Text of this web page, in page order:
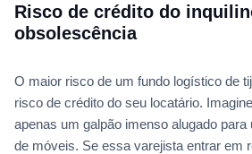
Risco de crédito do
obsolescência
O maior risco de um fundo logístico de
risco de crédito do seu locatário.
apenas um galpão imenso alugado
de móveis. Se essa varejista entrar em